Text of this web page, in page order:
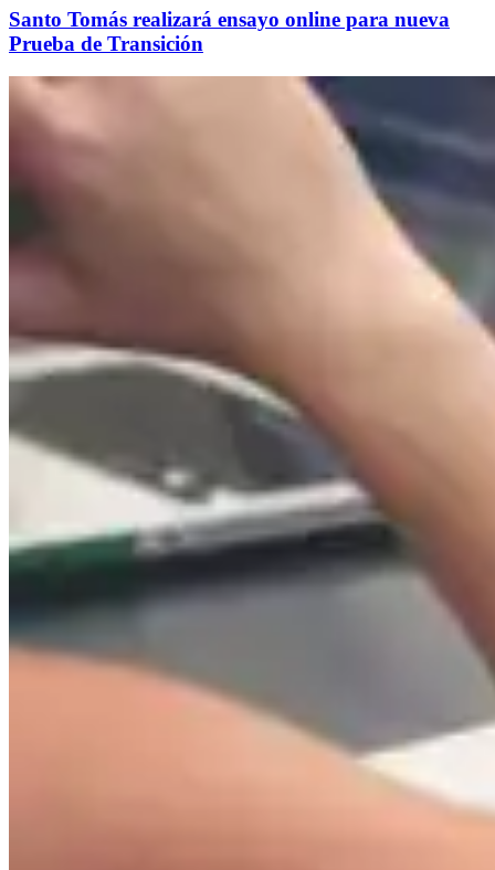
Santo Tomás realizará ensayo online para nueva
Prueba de Transición